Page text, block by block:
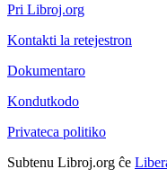
Pri Libroj.org
Kontakti la retejestron
Dokumentaro
Kondutkodo
Privateca politiko
Subtenu Libroj.org ĉe